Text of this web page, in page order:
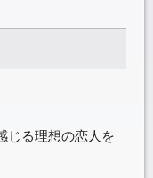
じる理想の恋人を